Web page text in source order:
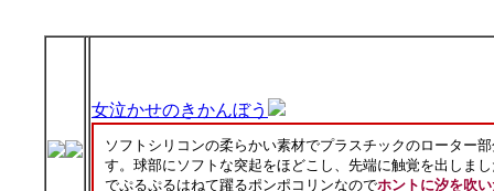
女泣かせのきかんぼう
ソフトシリコンの柔らかい素材でプラスチックのローター
す。球部にソフトな突起をほどこし、先端に触覚を出しま
でぷるぷるはねて躍るポンポコリンなのでホントに汐を吹